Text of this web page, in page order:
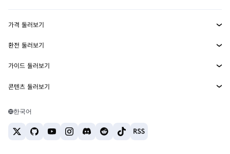
MetaMask Connect
Snaps
웹3 서비스
보안
고객 지원
채용
가격 둘러보기
이더리움 가격
솔라나 가격
테더 가격
환전 둘러보기
ETH를 USD로 환전
USDT를 INR로 환전
BTC를 INR로 환전
ETH를 USDT로 환전
가이드 둘러보기
ETH 매수
USDT 매수
콘텐츠 둘러보기
솔라나 지갑
한국어